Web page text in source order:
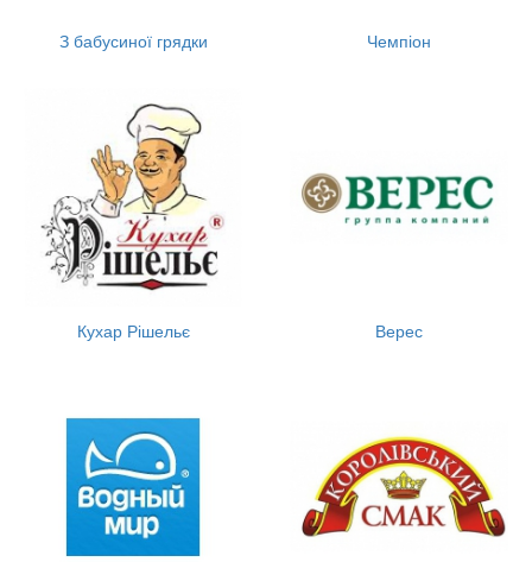
З бабусиної грядки Чемпіон
Кухар Рішельє Верес